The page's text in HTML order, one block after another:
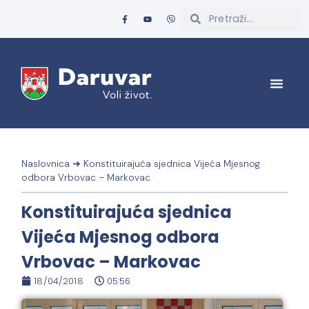
Naslovnica ➜ Konstituirajuća sjednica Vijeća Mjesnog
odbora Vrbovac – Markovac
Konstituirajuća sjednica
Vijeća Mjesnog odbora
Vrbovac – Markovac
18/04/2018 05:56